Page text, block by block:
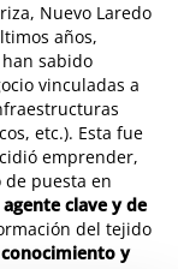
Nuevo Laredo
años,
sabido
vinculadas a
etc.). Esta fue
emprender,
de puesta en
agente clave y de
del tejido
y